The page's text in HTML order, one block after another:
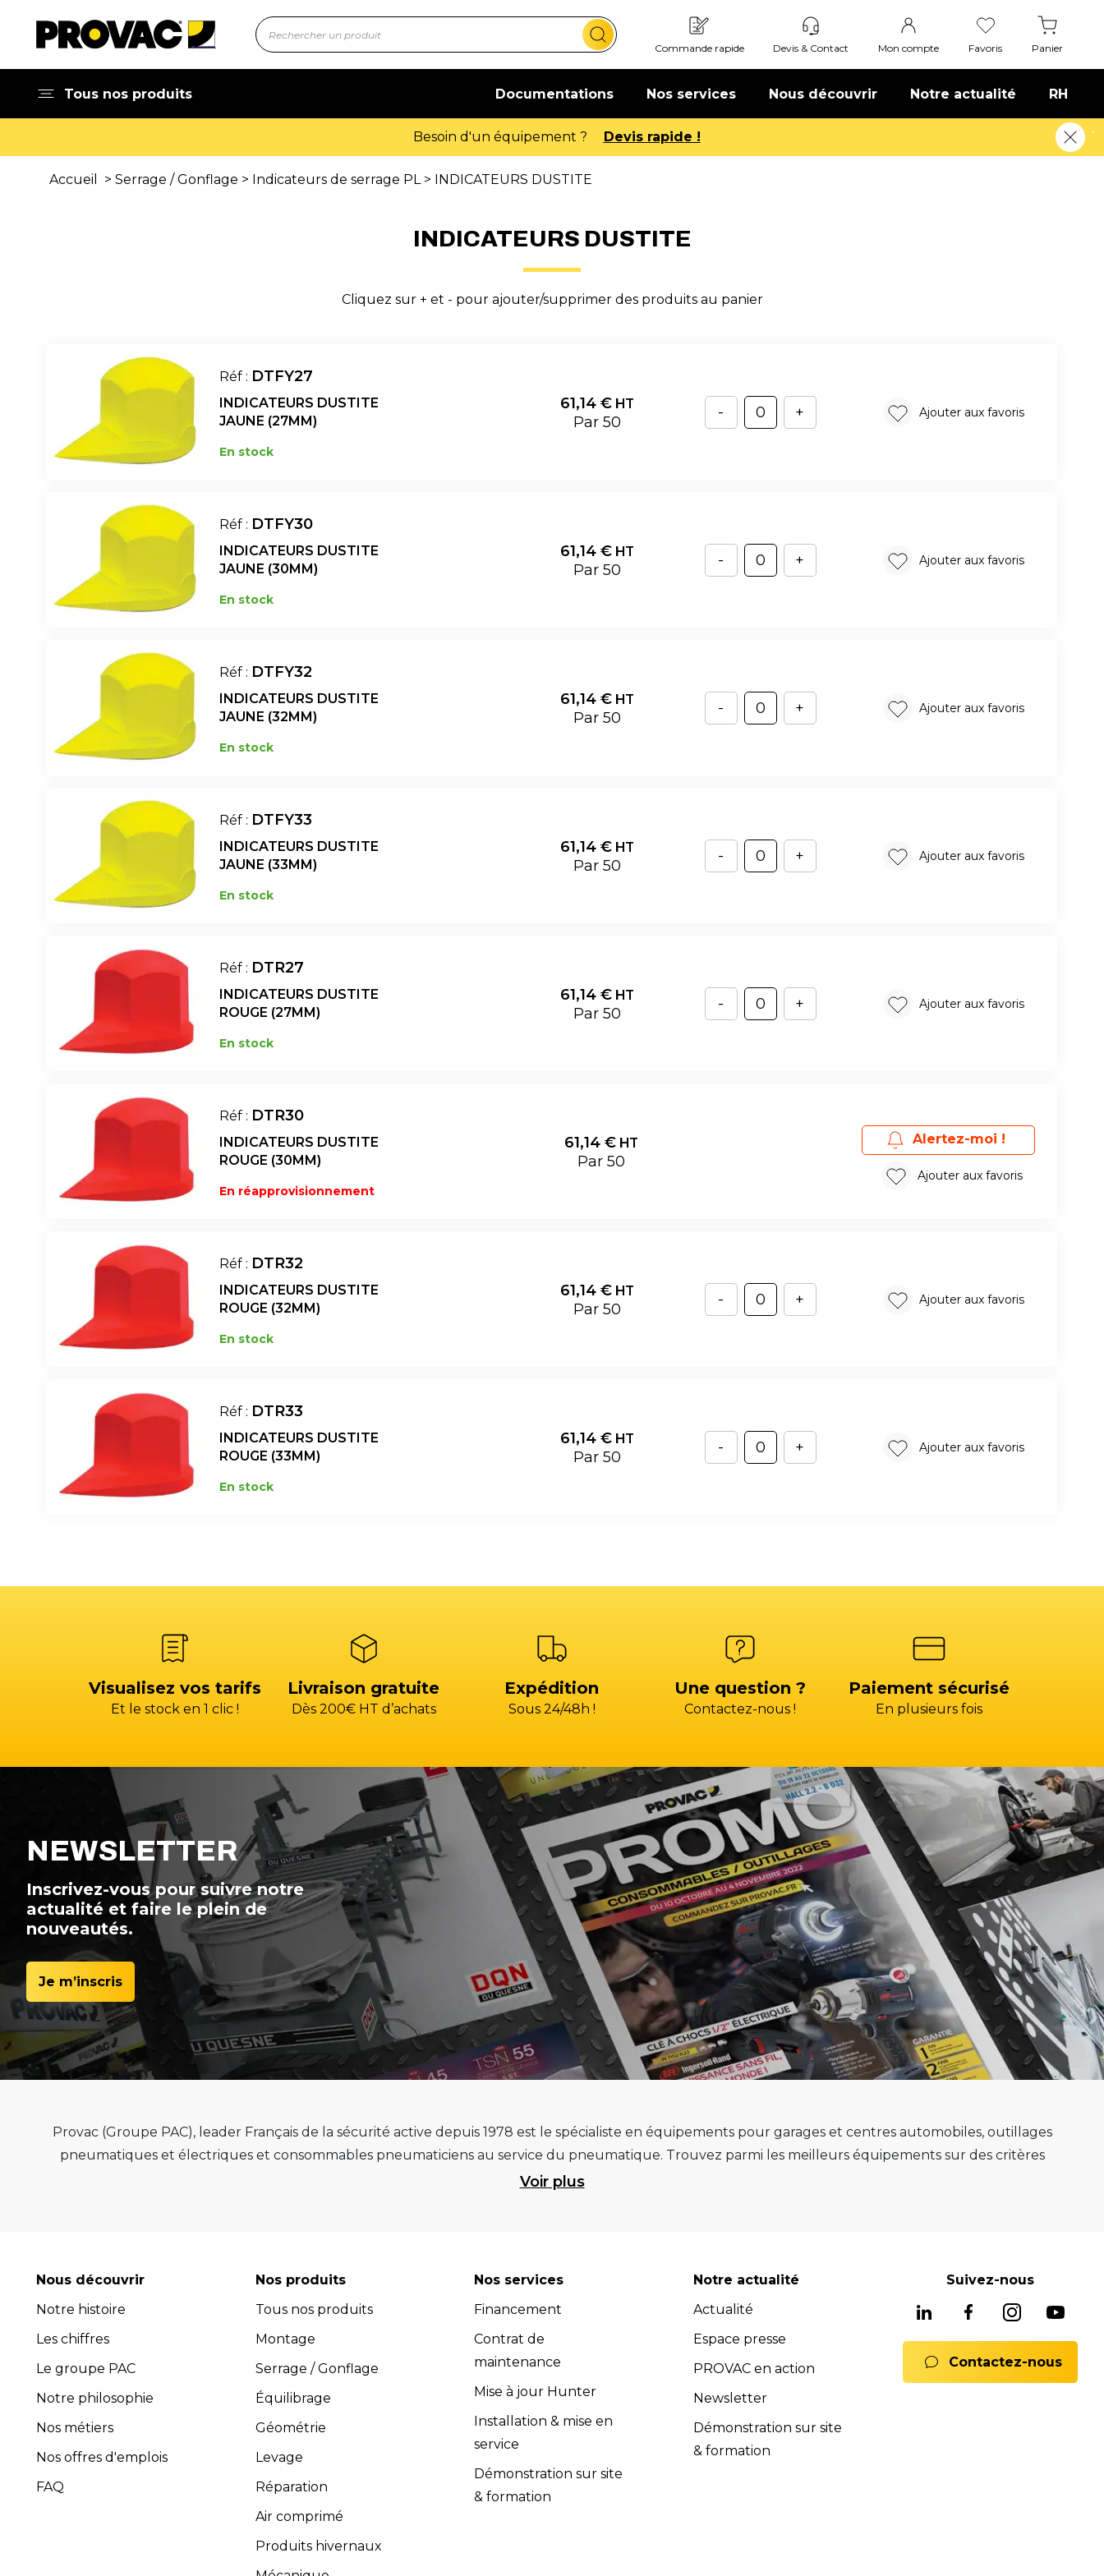
Commande rapide Devis & Contact Mon compte Favoris Panier
Tous nos produits Documentations Nos services Nous découvrir Notre actualité RH
Offre de bienvenue : 20€ offerts !
Accueil > Serrage / Gonflage > Indicateurs de serrage PL> INDICATEURS DUSTITE
INDICATEURS DUSTITE
Cliquez sur + et - pour ajouter/supprimer des produits au panier
Réf : DTFY27
INDICATEURS DUSTITE
JAUNE (27MM)
En stock
61,14 € HT
Par 50
- + Ajouter aux favoris
Réf : DTFY30
INDICATEURS DUSTITE
JAUNE (30MM)
En stock
61,14 € HT
Par 50
- + Ajouter aux favoris
Réf : DTFY32
INDICATEURS DUSTITE
JAUNE (32MM)
En stock
61,14 € HT
Par 50
- + Ajouter aux favoris
Réf : DTFY33
INDICATEURS DUSTITE
JAUNE (33MM)
En stock
61,14 € HT
Par 50
- + Ajouter aux favoris
Réf : DTR27
INDICATEURS DUSTITE
ROUGE (27MM)
En stock
61,14 € HT
Par 50
- + Ajouter aux favoris
Réf : DTR30
INDICATEURS DUSTITE
ROUGE (30MM)
En réapprovisionnement
61,14 € HT
Par 50
Alertez-moi !
Ajouter aux favoris
Réf : DTR32
INDICATEURS DUSTITE
ROUGE (32MM)
En stock
61,14 € HT
Par 50
- + Ajouter aux favoris
Réf : DTR33
INDICATEURS DUSTITE
ROUGE (33MM)
En stock
61,14 € HT
Par 50
- + Ajouter aux favoris
Visualisez vos tarifs
Et le stock en 1 clic !
Livraison gratuite
Dès 200€ HT d’achats
Expédition
Sous 24/48h !
Une question ?
Contactez-nous !
Paiement sécurisé
En plusieurs fois
NEWSLETTER
Inscrivez-vous pour suivre notre
actualité et faire le plein de
nouveautés.
Je m’inscris
Provac (Groupe PAC), leader Français de la sécurité active depuis 1978 est le spécialiste en équipements pour garages et centres automobiles, outillages
pneumatiques et électriques et consommables pneumaticiens au service du pneumatique. Trouvez parmi les meilleurs équipements sur des critères
de qualité, de pérennité et d’avance technologique pour que la roue remplisse au mieux sa mission.
optimiser l'efficacité et la productivité de votre atelier. Retrouvez une sélection de marques renommées, reconnues pour leur fiabilité, leur durabilité et
Avec plus de 45 ans d’expérience, PROVAC dispose d’un service après-vente efficace et propose une offre complète de services pour assurer
l’installation et la maintenance des équipements (contrats de maintenance, extensions de garantie, contrats full service, formations). Notre équipe est
composée de professionnels expérimentés et compétents dans le domaine de l'équipement de garage. Nous sommes là pour vous conseiller et vous
guider dans le choix des équipements les plus adaptés à vos besoins spécifiques. Les équipes Provac commerciales et SAV sont à votre disposition pour
fournir un soutien technique et répondre à toutes vos questions.
Provac accorde une grande importance à la satisfaction clients.
Toutes les activités, y compris l’installation et la maintenance, sont conformes aux exigences de la norme iso 9001:2015.
Voir plus
Nous découvrir
Notre histoire
Les chiffres
Le groupe PAC
Notre philosophie
Nos métiers
Nos offres d'emplois
FAQ
Nos produits
Tous nos produits
Montage
Serrage / Gonflage
Équilibrage
Géométrie
Levage
Réparation
Air comprimé
Produits hivernaux
Nos services
Financement
Contrat de
maintenance
Mise à jour Hunter
Installation & mise en
service
Démonstration sur site
& formation
Notre actualité
Actualité
Espace presse
PROVAC en action
Newsletter
Démonstration sur site
& formation
Suivez-nous
Contactez-nous